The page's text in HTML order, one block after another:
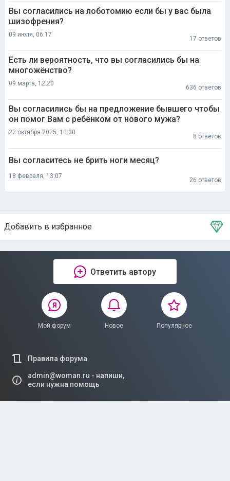
Вы согласились на лоботомию если бы у вас была
шизофрения?
09 июля, 06:17
17 ответов
Есть ли вероятность, что вы согласились бы на
многожёнство?
09 марта, 12:20
636 ответов
Вы согласились бы на предложение бывшего чтобы
он помог Вам с ребёнком от нового мужа?
22 октября 2025, 10:30
8 ответов
Вы согласитесь не брить ноги месяц?
18 февраля, 13:07
26 ответов
Добавить в избранное
Тема в избранном
Ответить автору
Мой форум Новое Популярное
Правила форума
admin@woman.ru - напиши,
если нужна помощь